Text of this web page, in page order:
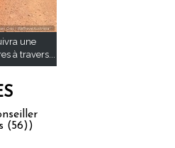
une
à travers...
(56))